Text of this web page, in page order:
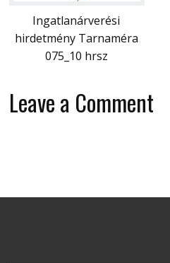
Ingatlanárverési
hirdetmény Tarnaméra
075_10 hrsz
Leave a Comment